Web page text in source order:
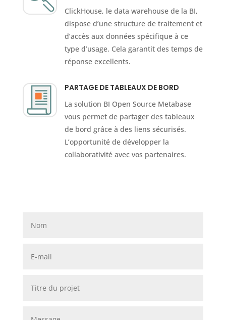
ClickHouse, le data warehouse de la BI,
dispose d’une structure de traitement et
d’accès aux données spécifique à ce
type d’usage. Cela garantit des temps de
réponse excellents.
PARTAGE DE TABLEAUX DE BORD
La solution BI Open Source Metabase
vous permet de partager des tableaux
de bord grâce à des liens sécurisés.
L’opportunité de développer la
collaborativité avec vos partenaires.